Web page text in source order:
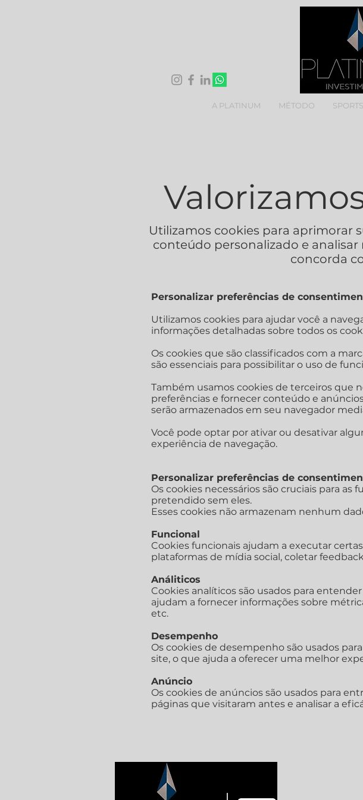
A PLATINUM MÉTODO SPORTS
Utilizamos cookies para aprimorar
conteúdo personalizado e analisar
concorda
Personalizar preferências de
Utilizamos cookies para ajudar você a
informações detalhadas sobre todos os
Os cookies que são classificados com a
são essenciais para possibilitar o uso de
Também usamos cookies de terceiros que
preferências e fornecer conteúdo e
serão armazenados em seu navegador
Você pode optar por ativar ou desativar
experiência de navegação.
Personalizar preferências de
Os cookies necessários são cruciais para as
pretendido sem eles.
Esses cookies não armazenam nenhum
Funcional
Cookies funcionais ajudam a executar
plataformas de mídia social, coletar
Análiticos
Cookies analíticos são usados para
ajudam a fornecer informações sobre
etc.
Desempenho
Os cookies de desempenho são usados
site, o que ajuda a oferecer uma melhor
Anúncio
Os cookies de anúncios são usados para
páginas que visitaram antes e analisar a